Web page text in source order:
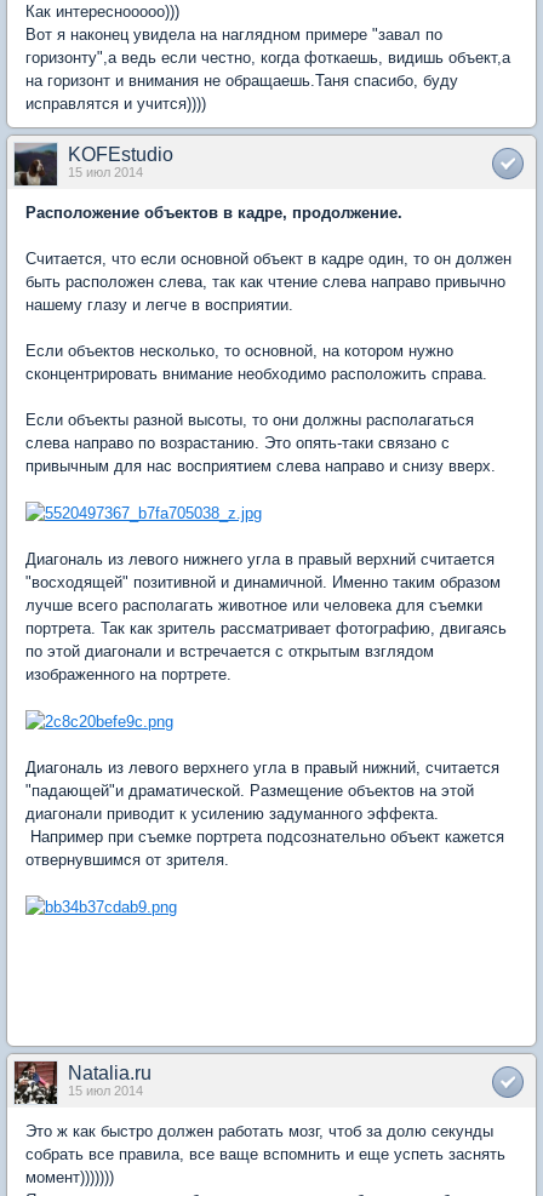
Как интереснооооо)))
Вот я наконец увидела на наглядном примере "завал по
горизонту",а ведь если честно, когда фоткаешь, видишь объект,а
на горизонт и внимания не обращаешь.Таня спасибо, буду
исправлятся и учится))))
KOFEstudio
15 июл 2014
Расположение объектов в кадре, продолжение.
Считается, что если основной объект в кадре один, то он должен
быть расположен слева, так как чтение слева направо привычно
нашему глазу и легче в восприятии.
Если объектов несколько, то основной, на котором нужно
сконцентрировать внимание необходимо расположить справа.
Если объекты разной высоты, то они должны располагаться
слева направо по возрастанию. Это опять-таки связано с
привычным для нас восприятием слева направо и снизу вверх.
Диагональ из левого нижнего угла в правый верхний считается
"восходящей" позитивной и динамичной. Именно таким образом
лучше всего располагать животное или человека для съемки
портрета. Так как зритель рассматривает фотографию, двигаясь
по этой диагонали и встречается с открытым взглядом
изображенного на портрете.
Диагональ из левого верхнего угла в правый нижний, считается
"падающей"и драматической. Размещение объектов на этой
диагонали приводит к усилению задуманного эффекта.
Например при съемке портрета подсознательно объект кажется
отвернувшимся от зрителя.
Natalia.ru
15 июл 2014
Это ж как быстро должен работать мозг, чтоб за долю секунды
собрать все правила, все ваще вспомнить и еще успеть заснять
момент)))))))